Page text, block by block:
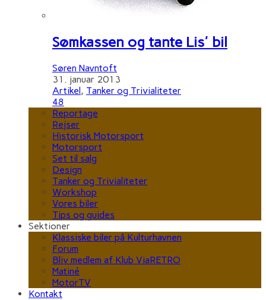
Sømkassen og tante Lis' bil
Søren Navntoft
31. januar 2013
Artikel, Tanker og Trivialiteter
48
Reportage
Rejser
Historisk Motorsport
Motorsport
Set til salg
Design
Tanker og Trivialiteter
Workshop
Vores biler
Tips og guides
Sektioner
Klassiske biler på Kulturhavnen
Forum
Bliv medlem af Klub ViaRETRO
Matiné
MotorTV
Kontakt